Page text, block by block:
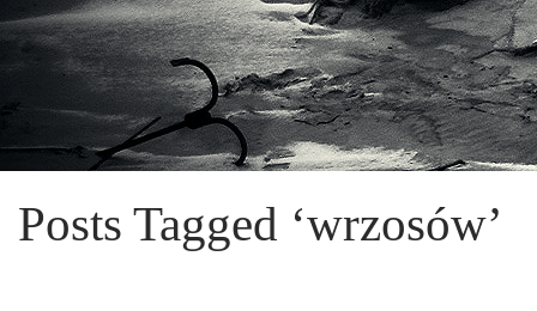
Posts Tagged ‘wrzosów’